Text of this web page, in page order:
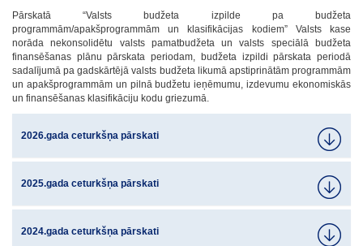
Pārskatā “Valsts budžeta izpilde pa budžeta
programmām/apakšprogrammām un klasifikācijas kodiem” Valsts kase
norāda nekonsolidētu valsts pamatbudžeta un valsts speciālā budžeta
finansēšanas plānu pārskata periodam, budžeta izpildi pārskata periodā
sadalījumā pa gadskārtējā valsts budžeta likumā apstiprinātām programmām
un apakšprogrammām un pilnā budžetu ieņēmumu, izdevumu ekonomiskās
un finansēšanas klasifikāciju kodu griezumā.
2026.gada ceturkšņa pārskati
2025.gada ceturkšņa pārskati
2024.gada ceturkšņa pārskati